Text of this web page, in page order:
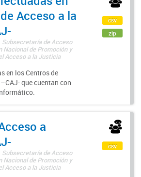
Acceso a la
de Acceso
de Promoción y
Acceso a la Justicia
en los Centros de
que cuentan con
csv
zip
a
de Acceso
de Promoción y
Acceso a la Justicia
csv